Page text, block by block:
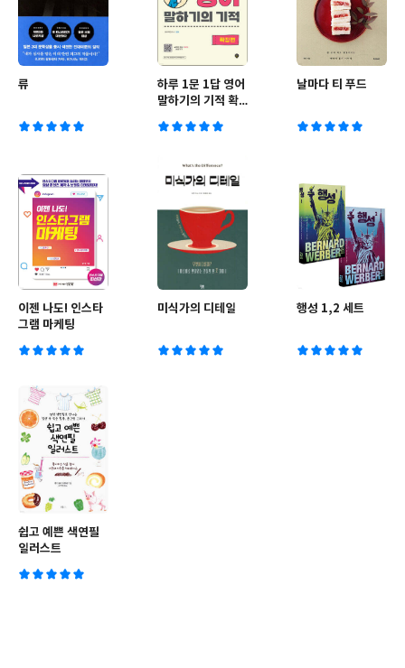
류
하루 1문 1답 영어
말하기의 기적 확
날마다 티 푸드
이젠 나도! 인스타
그램 마케팅
미식가의 디테일 행성 1,2 세트
쉽고 예쁜 색연필
일러스트